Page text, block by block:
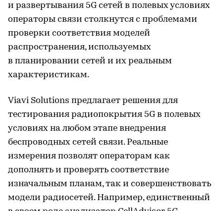
и развертывания 5G сетей в полевых условиях
операторы связи столкнутся с проблемами
проверки соответствия моделей
распространения, используемых
в планировании сетей и их реальным
характеристикам.
Viavi Solutions предлагает решения для
тестирования радиопокрытия 5G в полевых
условиях на любом этапе внедрения
беспроводных сетей связи. Реальные
измерения позволят операторам как
дополнять и проверять соответствие
изначальным планам, так и совершенствовать
модели радиосетей. Например, единственный